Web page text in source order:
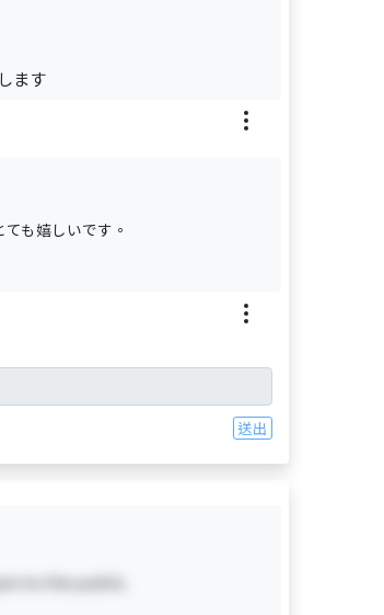
ます
も嬉しいです。
送出
to the public.